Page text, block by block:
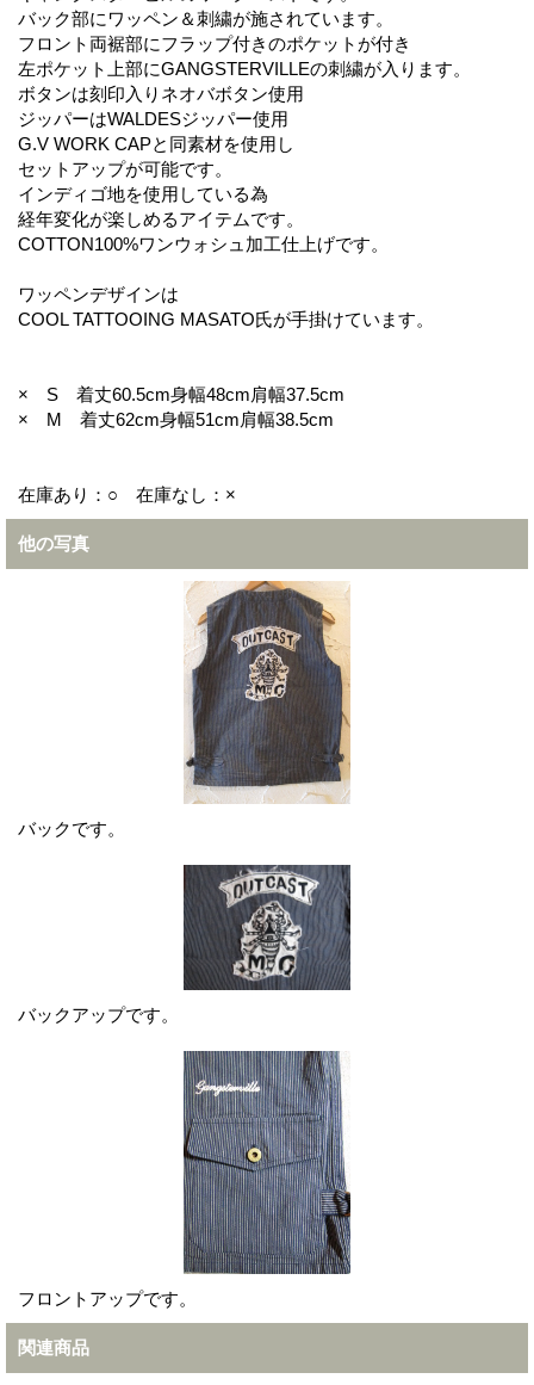
バック部にワッペン＆刺繍が施されています。
フロント両裾部にフラップ付きのポケットが付き
左ポケット上部にGANGSTERVILLEの刺繍が入ります。
ボタンは刻印入りネオバボタン使用
ジッパーはWALDESジッパー使用
G.V WORK CAPと同素材を使用し
セットアップが可能です。
インディゴ地を使用している為
経年変化が楽しめるアイテムです。
COTTON100%ワンウォシュ加工仕上げです。
ワッペンデザインは
COOL TATTOOING MASATO氏が手掛けています。
× S 着丈60.5cm身幅48cm肩幅37.5cm
× M 着丈62cm身幅51cm肩幅38.5cm
在庫あり：○ 在庫なし：×
他の写真
バックです。
バックアップです。
フロントアップです。
関連商品